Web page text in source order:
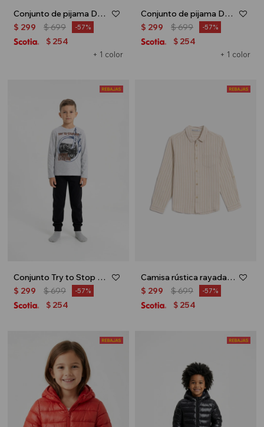
Conjunto de pijama Dream Maker - Azul marino
+ 1 color
$ 299 $699 57
$ 254
Conjunto de pijama Dream Maker - Celeste
+ 1 color
$ 299 $699 57
$ 254
Conjunto Try to Stop me - Gris melange
$ 299 $699 57
$ 254
Camisa rústica rayada - Beige
$ 299 $699 57
$ 254